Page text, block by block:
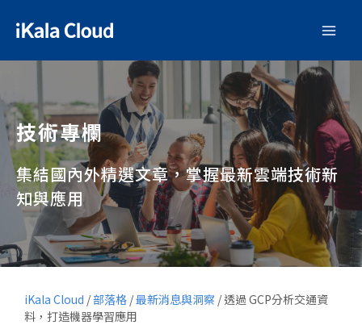
技術專欄
集結國內外精選文章，掌握最新雲端技術新
知與應用
iKala Cloud /部落格 /最新消息與洞察 / 透過 GCP分析交通資
料，打造機器學習應用